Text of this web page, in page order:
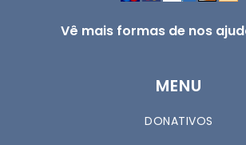
Vê mais formas de nos
MENU
DONATIVOS